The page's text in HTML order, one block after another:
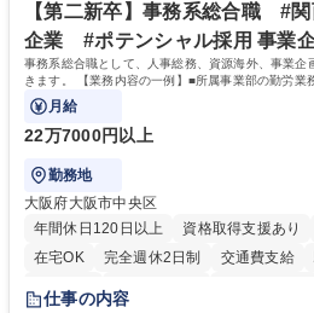
【第二新卒】事務系総合職 #
企業 #ポテンシャル採用 事業
事務系総合職として、人事総務、資源海外、事業
きます。 【業務内容の一例】■所属事業部の勤労業
門の企画スタッフ、ルート営業
月給
22万7000円以上
勤務地
大阪府大阪市中央区
年間休日120日以上
資格取得支援あり
在宅OK
完全週休2日制 交通費支給
服装自由
第二新卒歓迎
仕事の内容